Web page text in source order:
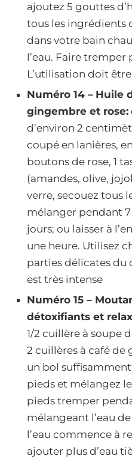
ajoutez 5 gouttes
tous les ingrédients
dans votre bain
l’eau. Faire tremper
L’utilisation doit
Numéro 14 – Huile
gingembre et rose:
d’environ 2
coupé en lanières,
boutons de rose, 1
(amandes, olive,
verre, secouez tous
mélanger pendant
jours; ou laisser à
une heure. Utilisez
parties délicates du
est très intense
Numéro 15 –
détoxifiants et
1/2 cuillère à soupe
2 cuillères à café de
un bol
pieds et mélangez
pieds tremper
mélangeant l’eau
l’eau commence à
ajouter plus d’eau